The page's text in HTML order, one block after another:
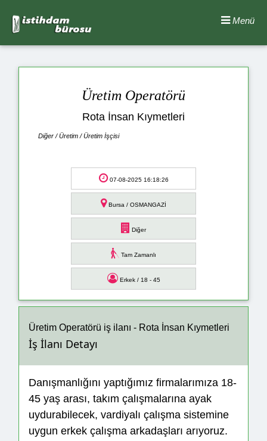
Menü
Üretim Operatörü
Rota İnsan Kıymetleri
Diğer / Üretim / Üretim İşçisi
07-08-2025 16:18:26
Bursa / OSMANGAZİ
Diğer
Tam Zamanlı
Erkek / 18 - 45
Üretim Operatörü iş ilanı - Rota İnsan Kıymetleri
İş İlanı Detayı
Danışmanlığını yaptığımız firmalarımıza 18-
45 yaş arası, takım çalışmalarına ayak
uydurabilecek, vardiyalı çalışma sistemine
uygun erkek çalışma arkadaşları arıyoruz.